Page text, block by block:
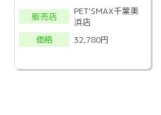
販売店
PET'SMAX千葉美
浜店
価格
32,780円